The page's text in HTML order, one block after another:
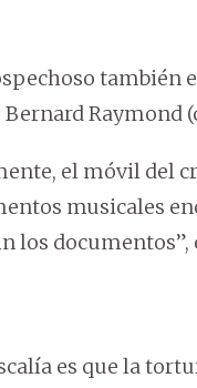
también
Raymond
el móvil del
musicales
los documentos”,
es que la